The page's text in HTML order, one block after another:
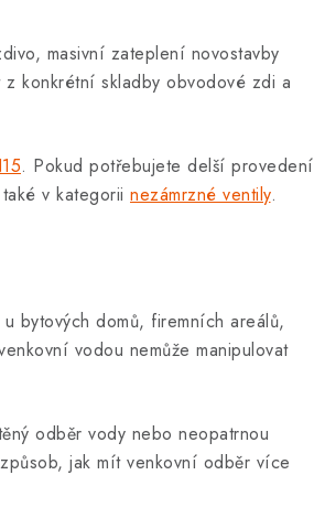
masivní zateplení novostavby
konkrétní skladby obvodové zdi a
. Pokud potřebujete delší provedení
v kategorii nezámrzné ventily.
bytových domů, firemních areálů,
vodou nemůže manipulovat
odběr vody nebo neopatrnou
jak mít venkovní odběr více